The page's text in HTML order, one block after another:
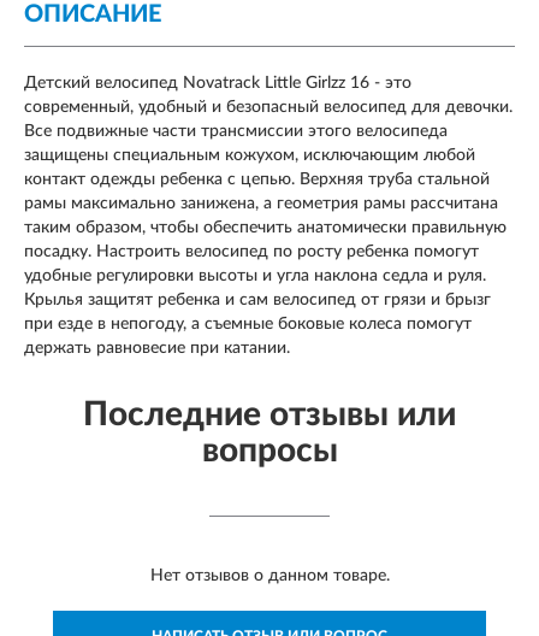
ОПИСАНИЕ
Детский велосипед Novatrack Little Girlzz 16 - это
современный, удобный и безопасный велосипед для девочки.
Все подвижные части трансмиссии этого велосипеда
защищены специальным кожухом, исключающим любой
контакт одежды ребенка с цепью. Верхняя труба стальной
рамы максимально занижена, а геометрия рамы рассчитана
таким образом, чтобы обеспечить анатомически правильную
посадку. Настроить велосипед по росту ребенка помогут
удобные регулировки высоты и угла наклона седла и руля.
Крылья защитят ребенка и сам велосипед от грязи и брызг
при езде в непогоду, а съемные боковые колеса помогут
держать равновесие при катании.
Последние отзывы или
вопросы
Нет отзывов о данном товаре.